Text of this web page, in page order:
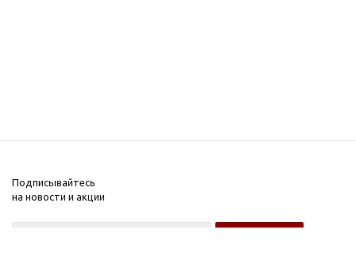
Подписывайтесь
на новости и акции